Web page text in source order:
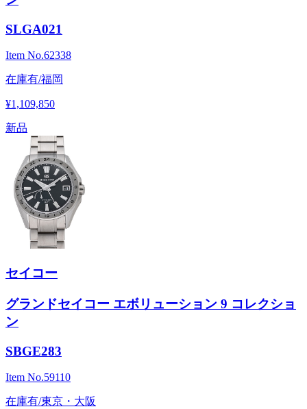
SLGA021
Item No.62338
在庫有/福岡
¥1,109,850
新品
セイコー
グランドセイコー エボリューション 9 コレクショ
ン
SBGE283
Item No.59110
在庫有/東京・大阪